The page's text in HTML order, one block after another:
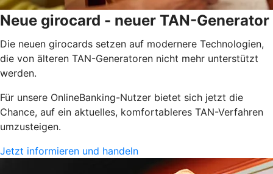
Neue girocard - neuer TAN-Generator
Die neuen girocards setzen auf modernere Technologien,
die von älteren TAN-Generatoren nicht mehr unterstützt
werden.
Für unsere OnlineBanking-Nutzer bietet sich jetzt die
Chance, auf ein aktuelles, komfortableres TAN-Verfahren
umzusteigen.
Jetzt informieren und handeln